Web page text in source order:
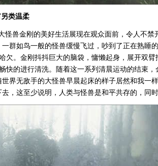
类温柔
怪兽金刚的美好生活展现在观众面前，令人不
群如鸟一般的怪兽缓慢飞过，吵到了正在熟睡
欠。金刚抖抖巨大的脑袋，慵懒起身，展开双
快的进行清洗。随着这一系列清晨运动的结束
界无敌手的大怪兽早晨起床的样子居然和我一
，这至少说明，人类与怪兽是和平共存的，同